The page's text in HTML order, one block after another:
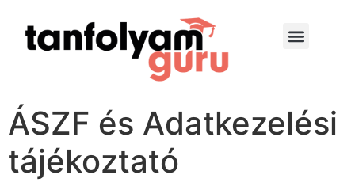
ÁSZF és Adatkezelési
tájékoztató